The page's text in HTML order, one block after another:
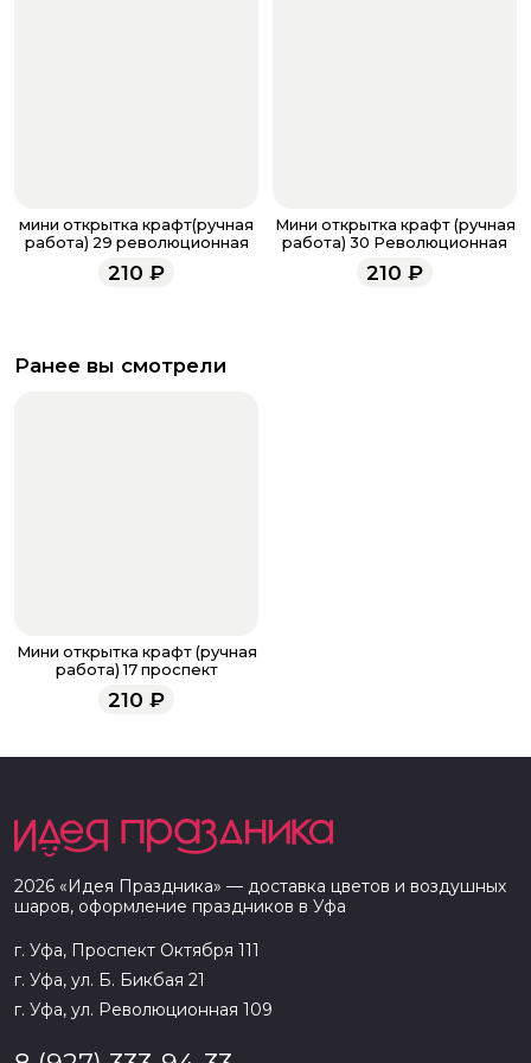
мини открытка крафт(ручная
работа) 29 революционная
210 ₽
Мини открытка крафт (ручная
работа) 30 Революционная
210 ₽
Ранее вы смотрели
Мини открытка крафт (ручная
работа) 17 проспект
210 ₽
2026 «Идея Праздника» — доставка цветов и воздушных
шаров, оформление праздников в Уфа
г. Уфа, Проспект Октября 111
г. Уфа, ул. Б. Бикбая 21
г. Уфа, ул. Революционная 109